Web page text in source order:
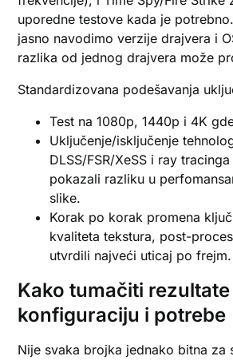
uporedne testove kada je
jasno navodimo verzije drajvera i
razlika od jednog drajvera može
Standardizovana podešavanja
Test na 1080p, 1440p i 4K
Uključenje/isključenje
DLSS/FSR/XeSS i ray
pokazali razliku u
slike.
Korak po korak promena
kvaliteta tekstura, post-
utvrdili najveći uticaj po frejm.
Kako tumačiti
konfiguraciju i potrebe
Nije svaka brojka jednako bitna za